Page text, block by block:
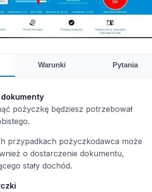
Warunki Pytania
pożyczkę będziesz potrzebował
przypadkach pożyczkodawca może
o dostarczenie dokumentu,
stały dochód.